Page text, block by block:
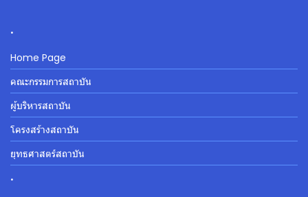
.
Home Page
คณะกรรมการสถาบัน
ผู้บริหารสถาบัน
โครงสร้างสถาบัน
ยุทธศาสตร์สถาบัน
.